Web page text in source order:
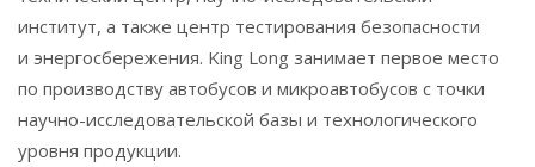
институт, а также центр тестирования безопасности
и энергосбережения. King Long занимает первое место
по производству автобусов и микроавтобусов с точки
научно-исследовательской базы и технологического
уровня продукции.